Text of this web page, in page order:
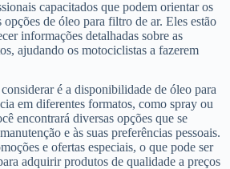
capacitados que podem orientar os
opções de óleo para filtro de ar. Eles estão
informações detalhadas sobre as
ajudando os motociclistas a fazerem
é a disponibilidade de óleo para
em diferentes formatos, como spray ou
encontrará diversas opções que se
e às suas preferências pessoais.
e ofertas especiais, o que pode ser
adquirir produtos de qualidade a preços